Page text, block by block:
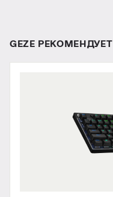
GEZE РЕКОМЕНДУЕТ